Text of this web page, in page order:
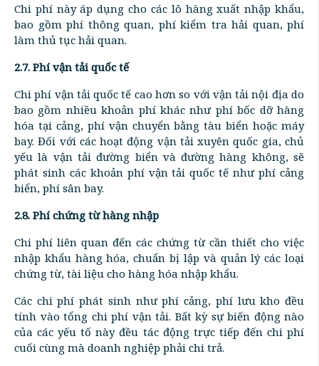
Chi phí này áp dụng cho các lô hàng xuất nhập khẩu,
bao gồm phí thông quan, phí kiểm tra hải quan, phí
làm thủ tục hải quan.
2.7. Phí vận tải quốc tế
Chi phí vận tải quốc tế cao hơn so với vận tải nội địa do
bao gồm nhiều khoản phí khác như phí bốc dỡ hàng
hóa tại cảng, phí vận chuyển bằng tàu biển hoặc máy
bay. Đối với các hoạt động vận tải xuyên quốc gia, chủ
yếu là vận tải đường biển và đường hàng không, sẽ
phát sinh các khoản phí vận tải quốc tế như phí cảng
biển, phí sân bay.
2.8. Phí chứng từ hàng nhập
Chi phí liên quan đến các chứng từ cần thiết cho việc
nhập khẩu hàng hóa, chuẩn bị lập và quản lý các loại
chứng từ, tài liệu cho hàng hóa nhập khẩu.
Các chi phí phát sinh như phí cảng, phí lưu kho đều
tính vào tổng chi phí vận tải. Bất kỳ sự biến động nào
của các yếu tố này đều tác động trực tiếp đến chi phí
cuối cùng mà doanh nghiệp phải chi trả.